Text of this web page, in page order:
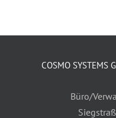
COSMO SYSTEMS
Büro/